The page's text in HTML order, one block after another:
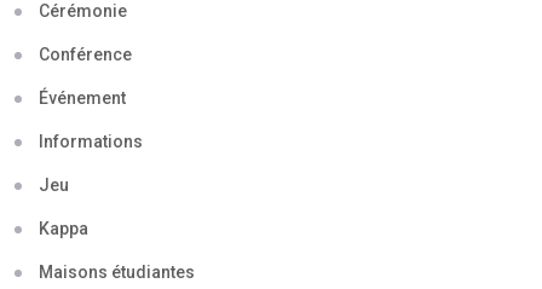
Cérémonie
Conférence
Événement
Informations
Jeu
Kappa
Maisons étudiantes